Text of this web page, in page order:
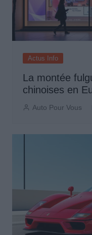
Actus Info
La montée
chinoises en
Auto Pour Vous